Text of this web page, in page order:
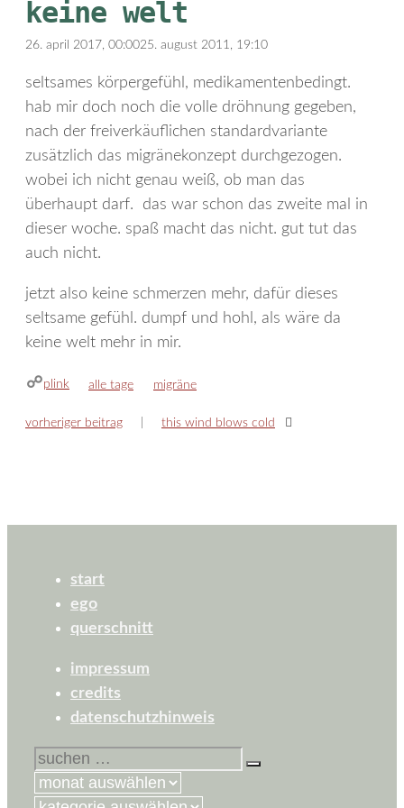
keine welt
26. april 2017, 00:0025. august 2011, 19:10
seltsames körpergefühl, medikamentenbedingt.
hab mir doch noch die volle dröhnung gegeben,
nach der freiverkäuflichen standardvariante
zusätzlich das migränekonzept durchgezogen.
wobei ich nicht genau weiß, ob man das
überhaupt darf. das war schon das zweite mal in
dieser woche. spaß macht das nicht. gut tut das
auch nicht.
jetzt also keine schmerzen mehr, dafür dieses
seltsame gefühl. dumpf und hohl, als wäre da
keine welt mehr in mir.
plink kategorien
alle tage schlagwörter
migräne
vorheriger beitrag this wind blows cold
start
ego
querschnitt
impressum
credits
datenschutzhinweis
suchen
nach: